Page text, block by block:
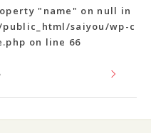
"name" on null in
saiyou/wp-c
on line 66